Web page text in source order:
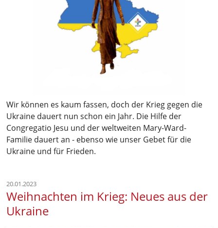
Wir können es kaum fassen, doch der Krieg gegen die
Ukraine dauert nun schon ein Jahr. Die Hilfe der
Congregatio Jesu und der weltweiten Mary-Ward-
Familie dauert an - ebenso wie unser Gebet für die
Ukraine und für Frieden.
20.01.2023
Weihnachten im Krieg: Neues aus der
Ukraine